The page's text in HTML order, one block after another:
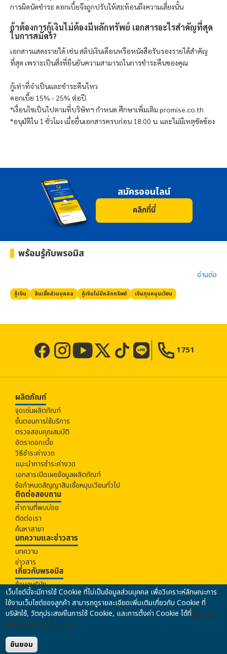
การผิดนัดชำระ ดอกเบี้ยจึงถูกปรับให้สะท้อนถึงความเสี่ยงนั้น
ถ้าต้องการกู้เงินไม่ต้องมีหลักทรัพย์ เอกสารอะไรสำคัญที่สุด
ในการสมัคร?
เอกสารแสดงรายได้ เช่น สลิปเงินเดือนหรือหนังสือรับรองรายได้สำคัญ
ที่สุด เพราะเป็นสิ่งที่ยืนยันความสามารถในการชำระคืนของคุณ
กู้เท่าที่จำเป็นและชำระคืนไหว
ดอกเบี้ย 15% - 25% ต่อปี
*เงื่อนไขเป็นไปตามที่บริษัทฯ กำหนด ศึกษาเพิ่มเติม promise.co.th
*อนุมัติใน 1 ชั่วโมง เมื่อยื่นเอกสารครบก่อน 18.00 น. และไม่มีเหตุขัดข้อง
สมัครออนไลน์
คลิกที่นี่
พร้อมรู้กับพรอมิส
กู้เงิน สินเชื่อส่วนบุคคล กู้เงินไม่มีหลักทรัพย์ เงินทุนหมุนเวียน
อ่านต่อ​
1751
ผลิตภัณฑ์
จุดเด่นผลิตภัณฑ์
ขั้นตอนการใช้บริการ
ตรวจสอบคุณสมบัติ
อัตราดอกเบี้ย
วิธีชำระค่างวด
แนะนำการชำระค่างวด
เอกสารเปิดเผยข้อมูลผลิตภัณฑ์
ข้อกำหนดสัญญาสินเชื่อหมุนเวียนทั่วไป
ติดต่อสอบถาม
คำถามที่พบบ่อย
ติดต่อเรา
ค้นหาสาขา
บทความและข่าวสาร
บทความ
ข่าวสาร
เกี่ยวกับพรอมิส
ข้อมูลบริษัท
ร่วมงานกับเรา
นโยบายคุ้มครองข้อมูลส่วนบุคคล
นโยบายความปลอดภัยของข้อมูล
นโยบายการป้องกันและปราบปรามการฟอกเงินฯ
ข้อมูลคุณภาพการให้บริการ
เว็บไซต์นี้จะมีการใช้ Cookie ที่ไม่เป็นข้อมูลส่วนบุคคล เพื่อวิเคราะห์ลักษณะการ
ใช้งานเว็บไซต์ของลูกค้า สามารถดูรายละเอียดเพิ่มเติมเกี่ยวกับ Cookie ที่
บริษัทใช้, วัตถุประสงค์ในการใช้ Cookie, และการตั้งค่า Cookie ได้ที่นโยบาย
คุ้มครองข้อมูลส่วนบุคคล
ยินยอม